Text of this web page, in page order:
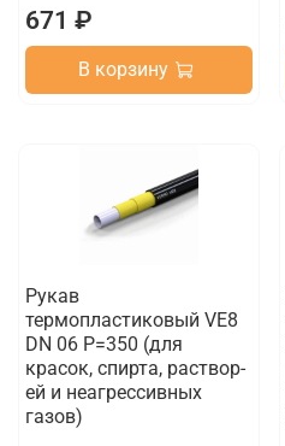
671 ₽
В корзину
Рукав
термопластиковый VE8
DN 06 P=350 (для
красок, спирта, раствор-
ей и неагрессивных
газов)